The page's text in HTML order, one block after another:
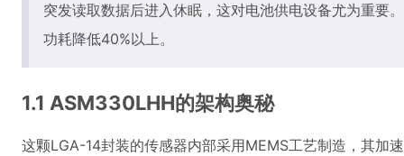
突发读取数据后进入休眠，这对电池供电设备尤为重要
功耗降低40%以上。
1.1 ASM330LHH的架构奥秘
这颗LGA-14封装的传感器内部采用MEMS工艺制造，其加